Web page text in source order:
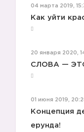
04 марта 2019,
Как уйти
20 января 2020,
СЛОВА —
01 июня 2019,
Концепция
ерунда!